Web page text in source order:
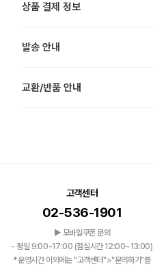
상품 결제 정보
발송 안내
교환/반품 안내
고객센터
02-536-1901
▶ 모바일쿠폰 문의
- 평일 9:00-17:00 (점심시간 12:00~13:00)
*운영시간 이외에는 "고객센터">"문의하기"를